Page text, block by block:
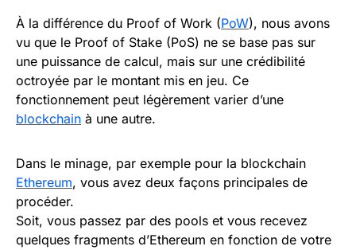
À la différence du Proof of Work (PoW), nous avons
vu que le Proof of Stake (PoS) ne se base pas sur
une puissance de calcul, mais sur une crédibilité
octroyée par le montant mis en jeu. Ce
fonctionnement peut légèrement varier d’une
blockchain à une autre.
Dans le minage, par exemple pour la blockchain
Ethereum, vous avez deux façons principales de
procéder.
Soit, vous passez par des pools et vous recevez
quelques fragments d’Ethereum en fonction de votre